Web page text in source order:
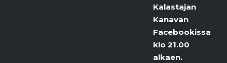
Kalastajan
Kanavan
Facebookissa
klo 21.00
alkaen.